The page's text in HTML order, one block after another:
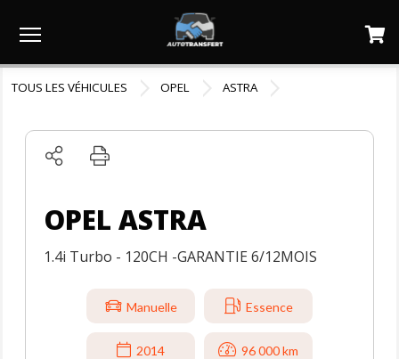
TOUS LES VÉHICULES OPEL ASTRA
OPEL ASTRA
1.4i Turbo - 120CH -GARANTIE 6/12MOIS
Manuelle Essence
2014 96 000 km